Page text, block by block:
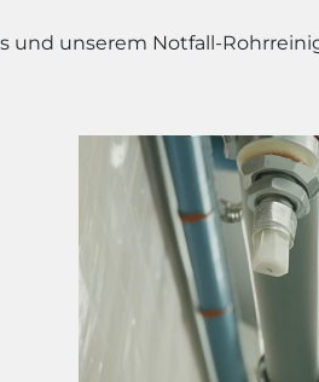
und unserem Notfall-